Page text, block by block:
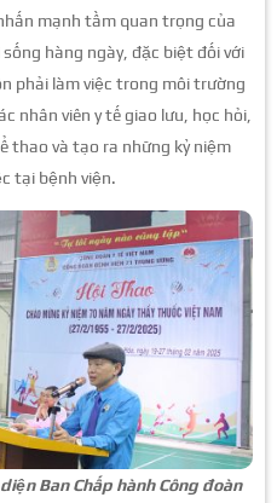
mạnh tầm quan trọng của
hàng ngày, đặc biệt đối với
phải làm việc trong môi trường
nhân viên y tế giao lưu, học hỏi,
thao và tạo ra những kỷ niệm
tại bệnh viện.
Ban Chấp hành Công đoàn